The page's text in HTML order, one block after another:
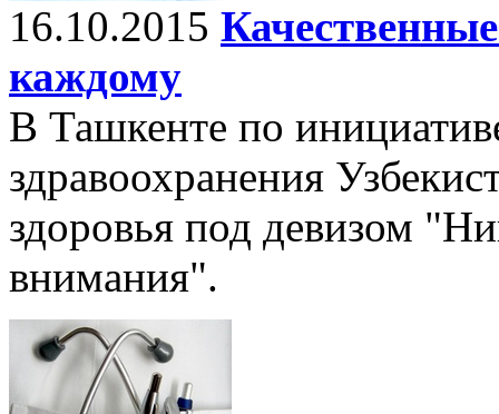
16.10.2015
каждому
В Ташкенте по
здравоохранения
здоровья под девизом
внимания".